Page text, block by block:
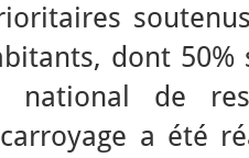
dont 50%
national de
a été